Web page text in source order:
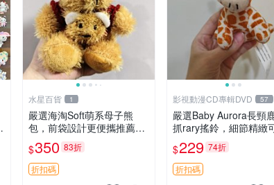
水星百貨 1
嚴選海淘Soft萌系母子熊
包，前袋設計更便攜推薦收
藏 母子熊 軟綿綿 包包
$350 83折
折扣碼
影視動漫CD專輯DVD 57
嚴選Baby Aurora長頸
抓rary搖鈴，細節精緻
聽清脆鈴音 軟萌可愛 定
紀念 金屬搖鈴 新手媽咪
薦 長頸鹿 抓rary 搖鈴
$229 74折
折扣碼